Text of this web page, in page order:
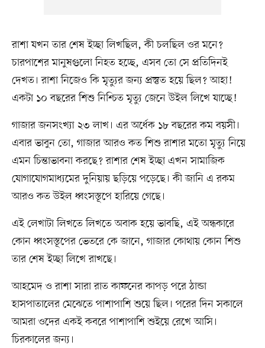
রাশা যখন তার শেষ ইচ্ছা লিখছিল, কী চলছিল ওর মনে?
চারপাশের মানুষগুলো নিহত হচ্ছে, এসব তো সে প্রতিদিনই
দেখত। রাশা নিজেও কি মৃত্যুর জন্য প্রস্তুত হয়ে ছিল? আহা!
একটা ১০ বছরের শিশু নিশ্চিত মৃত্যু জেনে উইল লিখে যাচ্ছে!
গাজার জনসংখ্যা ২৩ লাখ। এর অর্ধেক ১৮ বছরের কম বয়সী।
এবার ভাবুন তো, গাজার আরও কত শিশু রাশার মতো মৃত্যু নিয়ে
এমন চিন্তাভাবনা করছে? রাশার শেষ ইচ্ছা এখন সামাজিক
যোগাযোগমাধ্যমের দুনিয়ায় ছড়িয়ে পড়েছে। কী জানি এ রকম
আরও কত উইল ধ্বংসস্তূপে হারিয়ে গেছে।
এই লেখাটা লিখতে লিখতে অবাক হয়ে ভাবছি, এই অন্ধকারে
কোন ধ্বংসস্তূপের ভেতরে কে জানে, গাজার কোথায় কোন শিশু
তার শেষ ইচ্ছা লিখে রাখছে।
আহমেদ ও রাশা সারা রাত কাফনের কাপড় পরে ঠান্ডা
হাসপাতালের মেঝেতে পাশাপাশি শুয়ে ছিল। পরের দিন সকালে
আমরা ওদের একই কবরে পাশাপাশি শুইয়ে রেখে আসি।
চিরকালের জন্য।